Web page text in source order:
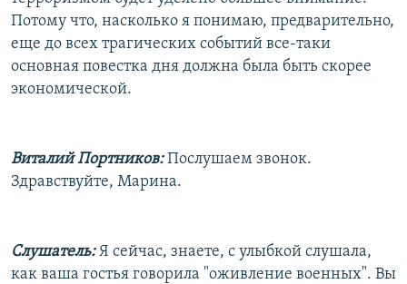
Потому что, насколько я понимаю, предварительно,
еще до всех трагических событий все-таки
основная повестка дня должна была быть скорее
экономической.
Виталий Портников:Послушаем звонок.
Здравствуйте, Марина.
Слушатель:Я сейчас, знаете, с улыбкой слушала,
как ваша гостья говорила "оживление военных". Вы